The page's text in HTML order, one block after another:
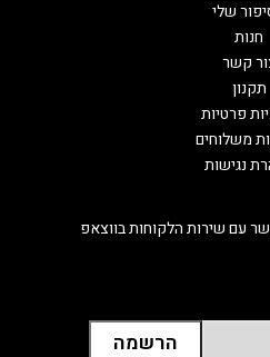
עם שירות הלקוחות בווצאפ
שלי
חנות
קשר
תקנון
פרטיות
משלוחים
נגישות